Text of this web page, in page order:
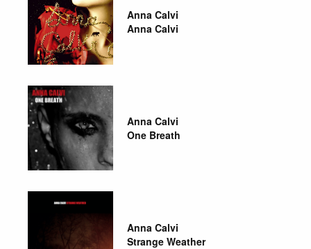
Anna Calvi
Anna Calvi
Anna Calvi
One Breath
Anna Calvi
Strange Weather